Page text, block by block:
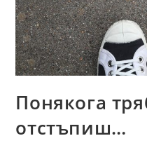
Понякога
отстъпиш…